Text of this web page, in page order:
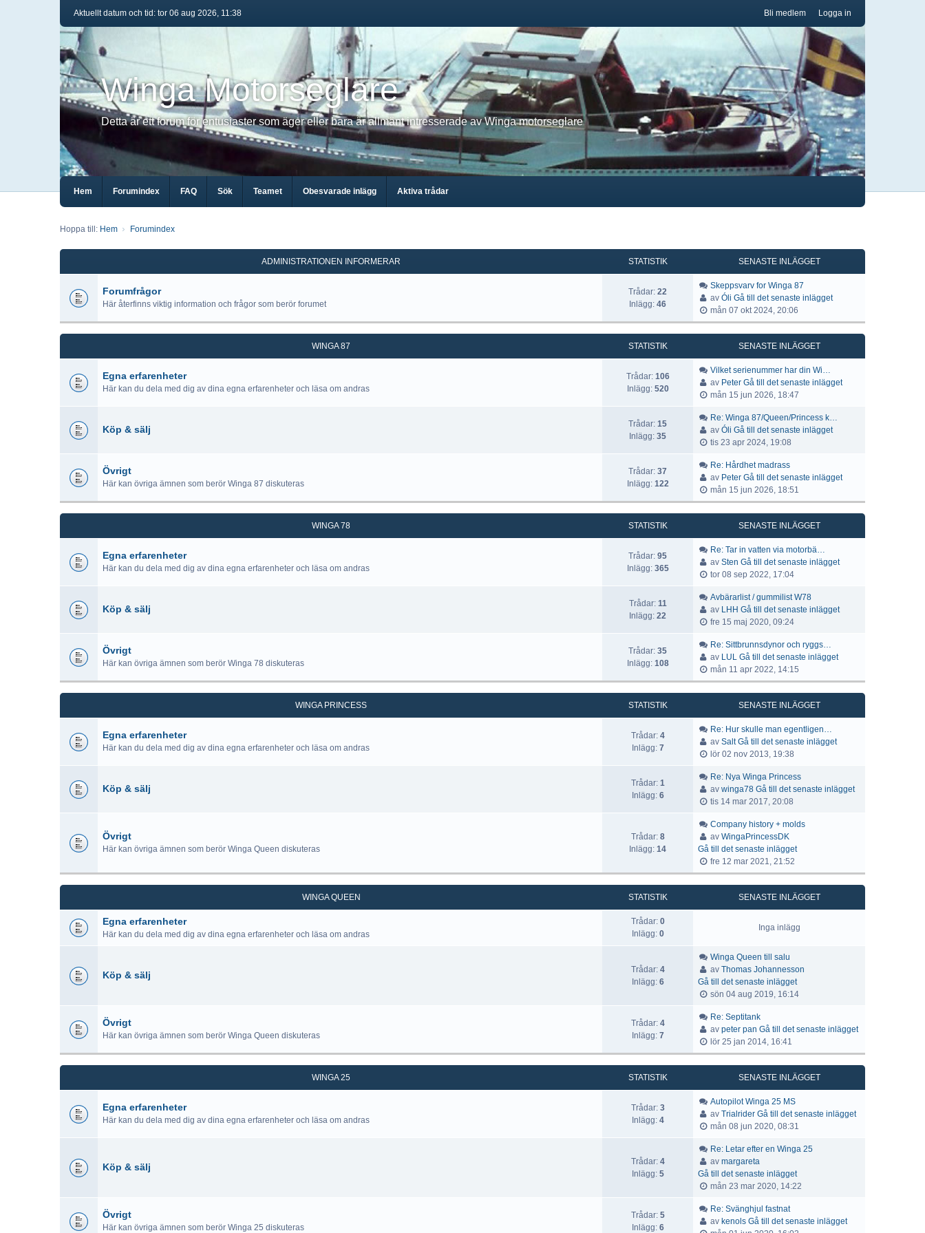
Logga in
Bli medlem
Aktuellt datum och tid: tor 06 aug 2026, 11:38
Winga Motorseglare
Detta är ett forum för entusiaster som äger eller bara är allmänt intresserade av Winga motorseglare
Hem Forumindex FAQ Sök Teamet Obesvarade inlägg Aktiva trådar
Hoppa till: Hem Forumindex
ADMINISTRATIONEN INFORMERAR STATISTIK SENASTE INLÄGGET
Forumfrågor
Här återfinns viktig information och frågor som berör forumet
Trådar: 22
Inlägg: 46
Skeppsvarv for Winga 87
avÓli Gå till det senaste inlägget
mån 07 okt 2024, 20:06
WINGA 87 STATISTIK SENASTE INLÄGGET
Egna erfarenheter
Här kan du dela med dig av dina egna erfarenheter och läsa om andras
Trådar: 106
Inlägg: 520
Vilket serienummer har din Wi…
av Peter Gå till det senaste inlägget
mån 15 jun 2026, 18:47
Köp & sälj Trådar: 15
Inlägg: 35
Re: Winga 87/Queen/Princess k…
avÓli Gå till det senaste inlägget
tis 23 apr 2024, 19:08
Övrigt
Här kan övriga ämnen som berör Winga 87 diskuteras
Trådar: 37
Inlägg: 122
Re: Hårdhet madrass
av Peter Gå till det senaste inlägget
mån 15 jun 2026, 18:51
WINGA 78 STATISTIK SENASTE INLÄGGET
Egna erfarenheter
Här kan du dela med dig av dina egna erfarenheter och läsa om andras
Trådar: 95
Inlägg: 365
Re: Tar in vatten via motorbä…
avSten Gå till det senaste inlägget
tor 08 sep 2022, 17:04
Köp & sälj Trådar: 11
Inlägg: 22
Avbärarlist / gummilist W78
av LHH Gå till det senaste inlägget
fre 15 maj 2020, 09:24
Övrigt
Här kan övriga ämnen som berör Winga 78 diskuteras
Trådar: 35
Inlägg: 108
Re: Sittbrunnsdynor och ryggs…
av LUL Gå till det senaste inlägget
mån 11 apr 2022, 14:15
WINGA PRINCESS STATISTIK SENASTE INLÄGGET
Egna erfarenheter
Här kan du dela med dig av dina egna erfarenheter och läsa om andras
Trådar: 4
Inlägg: 7
Re: Hur skulle man egentligen…
avSalt Gå till det senaste inlägget
lör 02 nov 2013, 19:38
Köp & sälj Trådar: 1
Inlägg: 6
Re: Nya Winga Princess
avwinga78 Gå till det senaste inlägget
tis 14 mar 2017, 20:08
Övrigt
Här kan övriga ämnen som berör Winga Queen diskuteras
Trådar: 8
Inlägg: 14
Company history + molds
avWingaPrincessDK
Gå till det senaste inlägget
fre 12 mar 2021, 21:52
WINGA QUEEN STATISTIK SENASTE INLÄGGET
Egna erfarenheter
Här kan du dela med dig av dina egna erfarenheter och läsa om andras
Trådar: 0
Inlägg: 0
Inga inlägg
Köp & sälj Trådar: 4
Inlägg: 6
Winga Queen till salu
avThomas Johannesson
Gå till det senaste inlägget
sön 04 aug 2019, 16:14
Övrigt
Här kan övriga ämnen som berör Winga Queen diskuteras
Trådar: 4
Inlägg: 7
Re: Septitank
avpeter pan Gå till det senaste inlägget
lör 25 jan 2014, 16:41
WINGA 25 STATISTIK SENASTE INLÄGGET
Egna erfarenheter
Här kan du dela med dig av dina egna erfarenheter och läsa om andras
Trådar: 3
Inlägg: 4
Autopilot Winga 25 MS
avTrialrider Gå till det senaste inlägget
mån 08 jun 2020, 08:31
Köp & sälj Trådar: 4
Inlägg: 5
Re: Letar efter en Winga 25
avmargareta
Gå till det senaste inlägget
mån 23 mar 2020, 14:22
Övrigt
Här kan övriga ämnen som berör Winga 25 diskuteras
Trådar: 5
Inlägg: 6
Re: Svänghjul fastnat
av kenols Gå till det senaste inlägget